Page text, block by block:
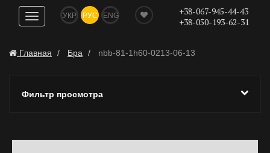
Показать
навигацию
УКР РУС ENG
+38-067-945-44-43
+38-050-193-62-31
Главная Бра nbb-81-1h60-0213-06-13
Фильтр просмотра